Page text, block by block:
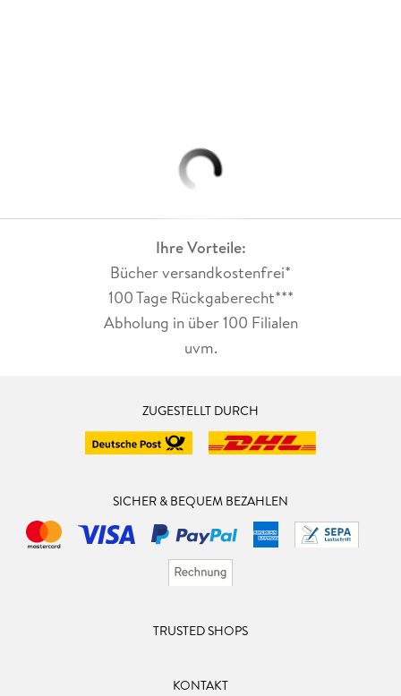
Ihre Vorteile:
Bücher versandkostenfrei*
100 Tage Rückgaberecht***
Abholung in über 100 Filialen
uvm.
ZUGESTELLT DURCH
SICHER & BEQUEM BEZAHLEN
TRUSTED SHOPS
KONTAKT